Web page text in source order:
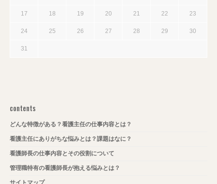
17 18 19 20 21 22 23
24 25 26 27 28 29 30
31
contents
どんな特徴がある？看護主任の仕事内容とは？
看護主任にありがちな悩みとは？課題はなに？
看護師長の仕事内容とその役割について
管理職特有の看護師長が抱える悩みとは？